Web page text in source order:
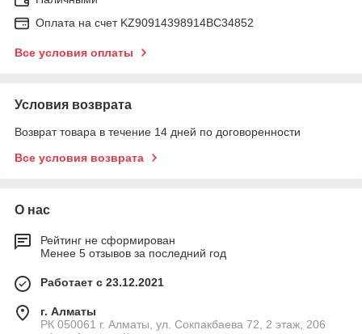
Оплата на счет KZ90914398914ВС34852
Все условия оплаты
Условия возврата
Возврат товара в течение 14 дней по договоренности
Все условия возврата
О нас
Рейтинг не сформирован
Менее 5 отзывов за последний год
Работает с 23.12.2021
г. Алматы
РК 050061 г. Алматы, ул. Сокпакбаева 72, 2 этаж, 206